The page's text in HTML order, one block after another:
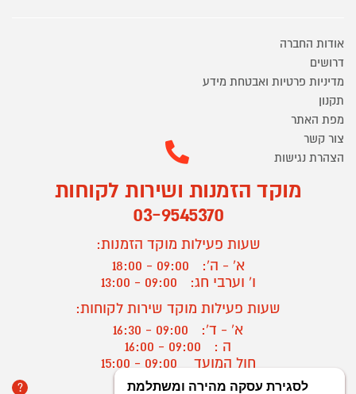
אודות החברה
דרושים
מדיניות פרטיות ואבטחת מידע
תקנון
מפת האתר
צור קשר
הצהרת נגישות
מוקד הזמנות ושירות לקוחות
03-9545370
שעות פעילות מוקד הזמנות:
א' - ה':
09:00 - 18:00
ו' וערבי חג:
09:00 - 13:00
שעות פעילות מוקד שירות לקוחות:
א' - ד':
09:00 - 16:30
ה :
09:00 - 16:00
חול המועד
? יצירת קשר/ביטול הזמנה